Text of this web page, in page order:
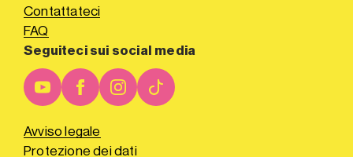
Contattateci
FAQ
Seguiteci sui social media
Avviso legale
Protezione dei dati